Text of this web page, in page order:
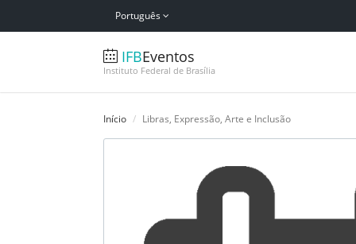
Português
IFBEventos
Instituto Federal de Brasília
Início Libras, Expressão, Arte e Inclusão